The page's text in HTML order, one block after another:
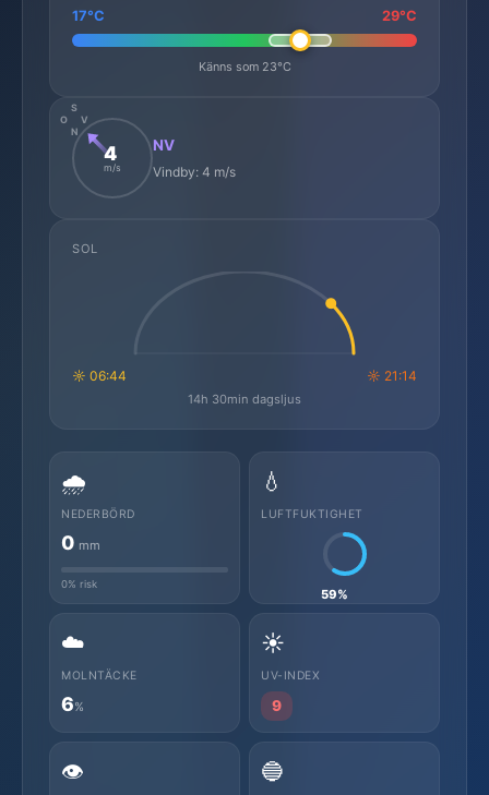
17°C 29°C
Känns som 23°C
N
S
O
V
4
m/s
NV
Vindby: 4 m/s
SOL
☼ 06:44 ☼ 21:14
14h 30min dagsljus
🌧️
NEDERBÖRD
0 mm
0% risk
💧
LUFTFUKTIGHET
59%
☁️
MOLNTÄCKE
6%
☀️
UV-INDEX
9
👁️ 🔵